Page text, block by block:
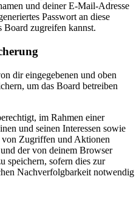
und deiner E-Mail-Adresse
Passwort an diese
Board zugreifen kannst.
dir eingegebenen und oben
um das Board betreiben
im Rahmen einer
und seinen Interessen sowie
von Zugriffen und Aktionen
der von deinem Browser
speichern, sofern dies zur
Nachverfolgbarkeit notwendig